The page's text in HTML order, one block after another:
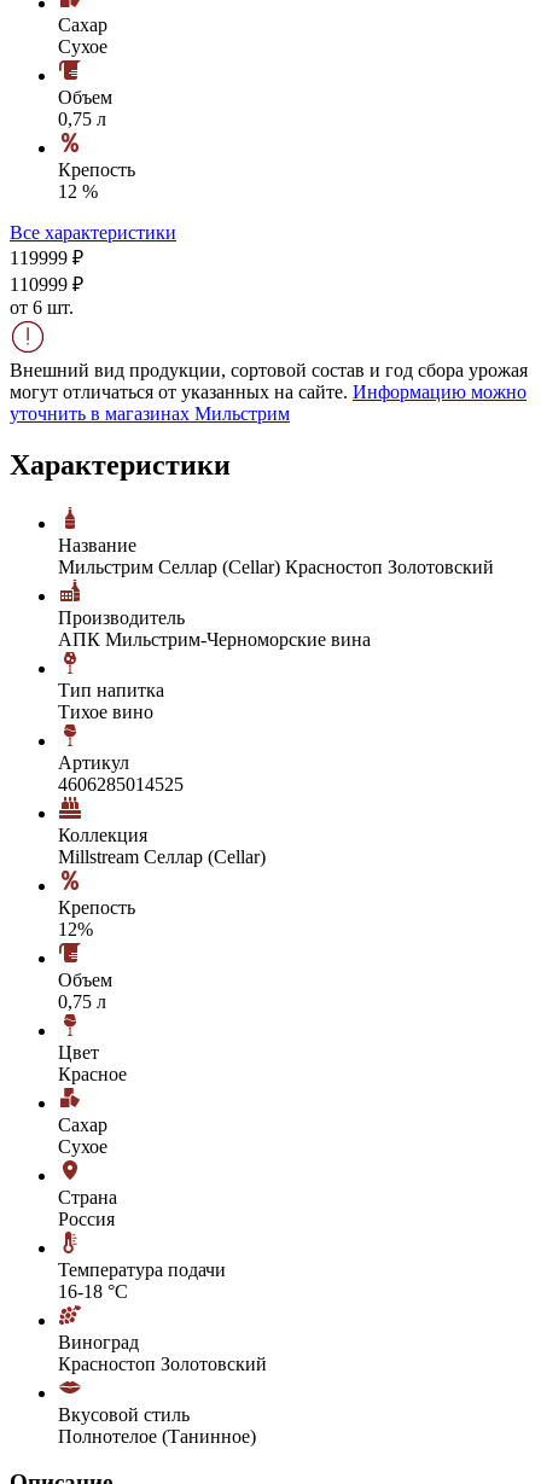
Сахар
Сухое
Объем
0,75 л
Крепость
12 %
Все характеристики
119999 ₽
110999 ₽
от 6 шт.
Внешний вид продукции, сортовой состав и год сбора урожая
могут отличаться от указанных на сайте. Информацию можно
уточнить в магазинах Мильстрим
Характеристики
Название
Мильстрим Селлар (Cellar) Красностоп Золотовский
Производитель
АПК Мильстрим-Черноморские вина
Тип напитка
Тихое вино
Артикул
4606285014525
Коллекция
Millstream Селлар (Cellar)
Крепость
12%
Объем
0,75 л
Цвет
Красное
Сахар
Сухое
Страна
Россия
Температура подачи
16-18 °С
Виноград
Красностоп Золотовский
Вкусовой стиль
Полнотелое (Танинное)